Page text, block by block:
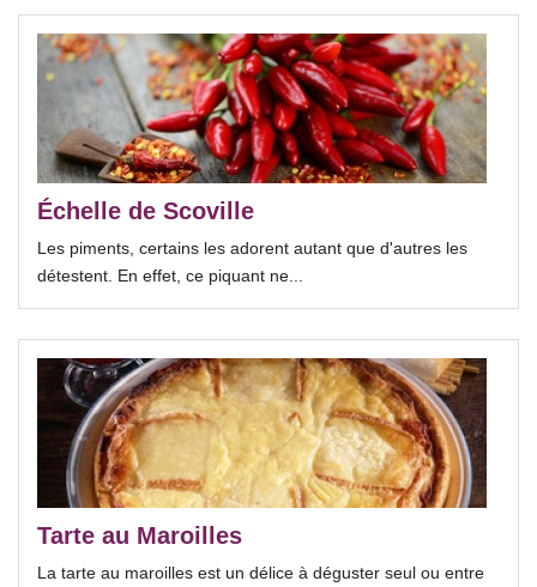
Échelle de Scoville
Les piments, certains les adorent autant que d'autres les
détestent. En effet, ce piquant ne...
Tarte au Maroilles
La tarte au maroilles est un délice à déguster seul ou entre